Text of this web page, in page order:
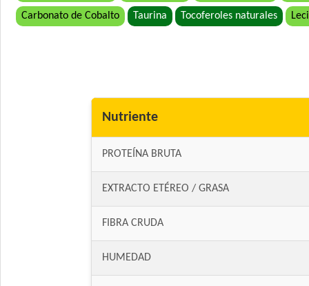
Carbonato de Cobalto Taurina Tocoferoles naturales
Nutriente
PROTEÍNA BRUTA
EXTRACTO ETÉREO / GRASA
FIBRA CRUDA
HUMEDAD